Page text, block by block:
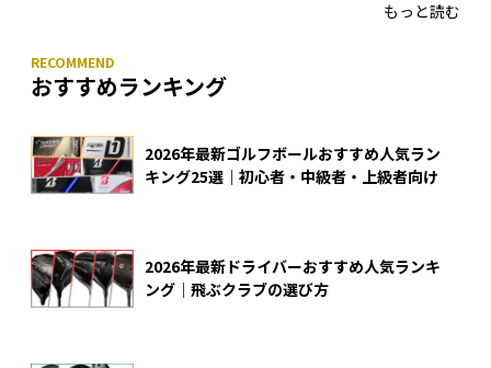
もっと読む
おすすめランキング
2026年最新ゴルフボールおすすめ人気ラン
キング25選｜初心者・中級者・上級者向け
2026年最新ドライバーおすすめ人気ランキ
ング｜飛ぶクラブの選び方